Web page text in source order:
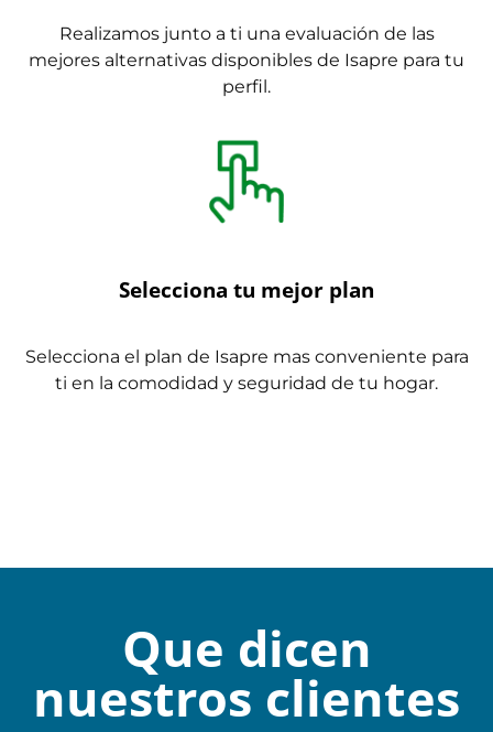
Realizamos junto a ti una evaluación de las
mejores alternativas disponibles de Isapre para tu
perfil.
Selecciona tu mejor plan
Selecciona el plan de Isapre mas conveniente para
ti en la comodidad y seguridad de tu hogar.
Que dicen
nuestros clientes